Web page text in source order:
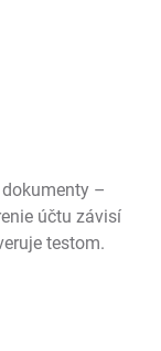
–
účtu závisí
testom.